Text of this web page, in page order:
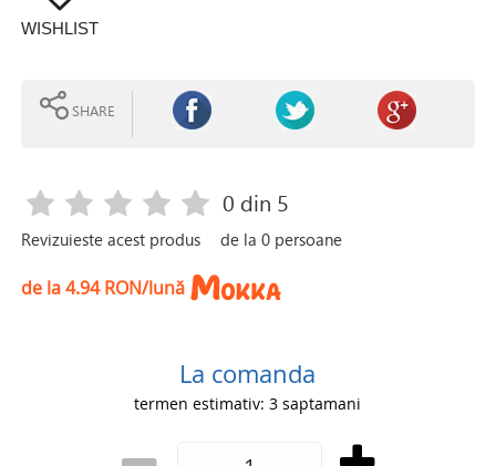
WISHLIST
SHARE
Revizuieste acest produs
0 din 5
de la0 persoane
de la 4.94 RON/lună
La comanda
termen estimativ: 3 saptamani